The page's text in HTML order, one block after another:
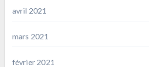
avril 2021
mars 2021
février 2021